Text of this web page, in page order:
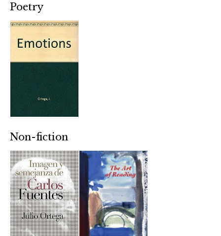
Poetry
Non-fiction